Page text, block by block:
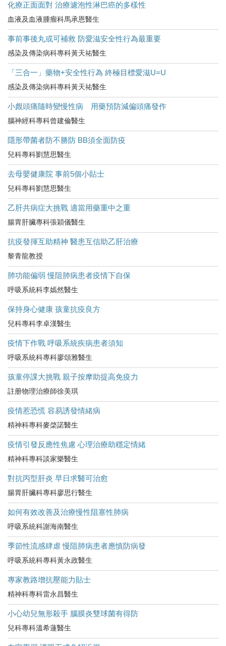
化療正面面對 治療濾泡性淋巴癌的多樣性
血液及血液腫瘤科馬承恩醫生
事前事後丸或可補救 防愛滋安全性行為最重要
感染及傳染病科專科黃天祐醫生
「三合一」藥物+安全性行為 終極目標愛滋U=U
感染及傳染病科專科黃天祐醫生
小覤頭痛隨時變慢性病 用藥預防減偏頭痛發作
腦神經科專科曾建倫醫生
隱形帶菌者防不勝防 BB須全面防疫
兒科專科劉慧思醫生
去母嬰健康院 事前5個小貼士
兒科專科劉慧思醫生
乙肝共病症大挑戰 適當用藥重中之重
腸胃肝臟專科張穎儀醫生
抗疫發揮互助精神 醫患互信助乙肝治療
黎青龍教授
肺功能偏弱 慢阻肺病患者疫情下自保
呼吸系統科李嫣然醫生
保持身心健康 孩童抗疫良方
兒科專科李卓漢醫生
疫情下作戰 呼吸系統疾病患者須知
呼吸系統科專科廖頌雅醫生
孩童停課大挑戰 親子按摩助提高免疫力
註册物理治療師徐美琪
疫情惹恐慌 容易誘發情緒病
精神科專科麥棨諾醫生
疫情引發反應性焦慮 心理治療助穩定情緒
精神科專科談家樂醫生
對抗丙型肝炎 早日求醫可治愈
腸胃肝臟科專科廖思行醫生
如何有效改善及治療慢性阻塞性肺病
呼吸系統科謝海南醫生
季節性流感肆虐 慢阻肺病患者應慎防病發
呼吸系統科專科黃永政醫生
專家教路增抗壓能力貼士
精神科專科雷永昌醫生
小心幼兒無形殺手 腦膜炎雙球菌有得防
兒科專科溫希蓮醫生